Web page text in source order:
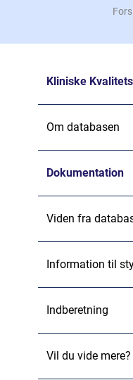
Kliniske
Om databasen
Dokumentation
Viden fra
Information til
Indberetning
Vil du vide mere?